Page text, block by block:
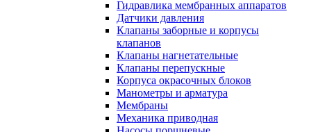
Гидравлика мембранных аппаратов
Датчики давления
Клапаны заборные и корпусы
клапанов
Клапаны нагнетательные
Клапаны перепускные
Корпуса окрасочных блоков
Манометры и арматура
Мембраны
Механика приводная